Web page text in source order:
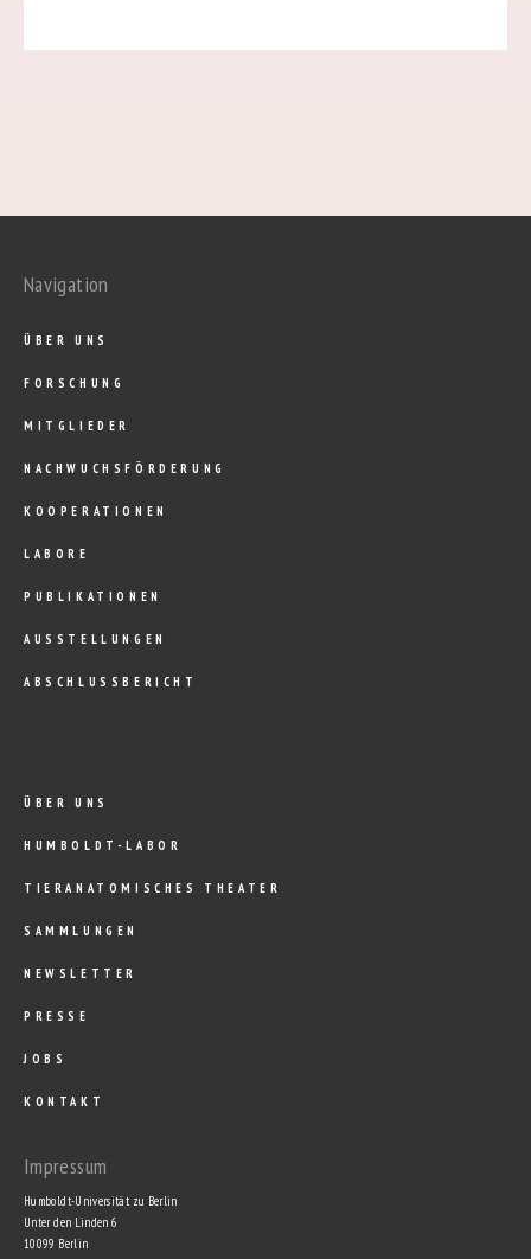
Navigation
ÜBER UNS
FORSCHUNG
MITGLIEDER
NACHWUCHSFÖRDERUNG
KOOPERATIONEN
LABORE
PUBLIKATIONEN
AUSSTELLUNGEN
ABSCHLUSSBERICHT
ÜBER UNS
HUMBOLDT-LABOR
TIERANATOMISCHES THEATER
SAMMLUNGEN
NEWSLETTER
PRESSE
JOBS
KONTAKT
Impressum
Humboldt-Universität zu Berlin
Unter den Linden 6
10099 Berlin